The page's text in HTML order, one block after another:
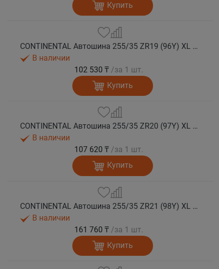
Купить
CONTINENTAL Автошина 255/35 ZR19 (96Y) XL FR SportContact 7 лето
В наличии
102 530 ₸ /за 1 шт.
Купить
CONTINENTAL Автошина 255/35 ZR20 (97Y) XL FR SportContact 7 лето
В наличии
107 620 ₸ /за 1 шт.
Купить
CONTINENTAL Автошина 255/35 ZR21 (98Y) XL FR SportContact 7 лето
В наличии
161 760 ₸ /за 1 шт.
Купить